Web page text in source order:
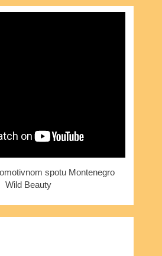
spotu Montenegro
Wild Beauty